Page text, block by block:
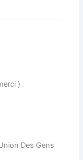
)
Des Gens